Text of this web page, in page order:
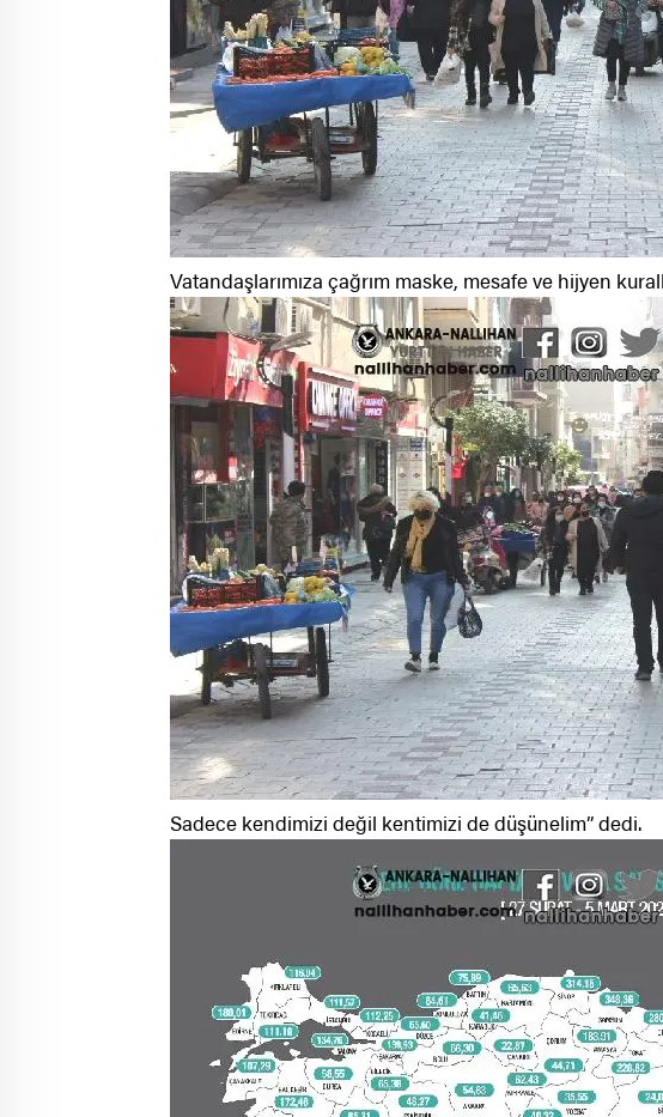
Vatandaşlarımıza çağrım maske, mesafe ve hijyen
Sadece kendimizi değil kentimizi de düşünelim” dedi.